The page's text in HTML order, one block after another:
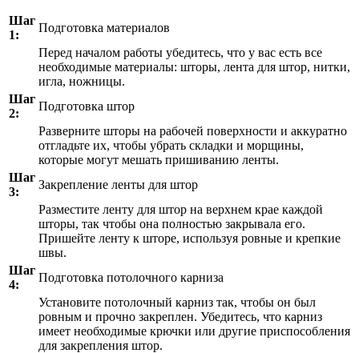
Шаг
1:
Подготовка материалов
Перед началом работы убедитесь, что у вас есть все
необходимые материалы: шторы, лента для штор, нитки,
игла, ножницы.
Шаг
2:
Подготовка штор
Разверните шторы на рабочей поверхности и аккуратно
отгладьте их, чтобы убрать складки и морщины,
которые могут мешать пришиванию ленты.
Шаг
3:
Закрепление ленты для штор
Разместите ленту для штор на верхнем крае каждой
шторы, так чтобы она полностью закрывала его.
Пришейте ленту к шторе, используя ровные и крепкие
швы.
Шаг
4:
Подготовка потолочного карниза
Установите потолочный карниз так, чтобы он был
ровным и прочно закреплен. Убедитесь, что карниз
имеет необходимые крючки или другие приспособления
для закрепления штор.